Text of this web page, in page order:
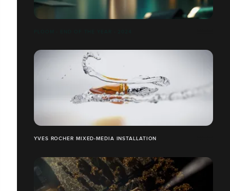
YVES ROCHER MIXED-MEDIA INSTALLATION